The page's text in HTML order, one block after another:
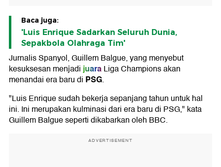
Baca juga:
'Luis Enrique Sadarkan Seluruh Dunia,
Sepakbola Olahraga Tim'
Jurnalis Spanyol, Guillem Balgue, yang menyebut
kesuksesan menjadijuaraLiga Champions akan
menandai era baru di PSG.
"Luis Enrique sudah bekerja sepanjang tahun untuk hal
ini. Ini merupakan kulminasi dari era baru di PSG," kata
Guillem Balgue seperti dikabarkan oleh BBC.
ADVERTISEMENT